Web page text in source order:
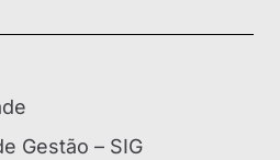
Gestão – SIG